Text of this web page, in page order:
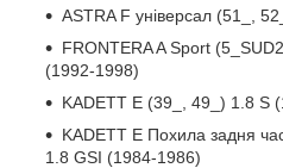
ASTRA F універсал (51_,
FRONTERA A Sport
(1992-1998)
KADETT E (39_, 49_) 1.8 S
KADETT E Похила задня
1.8 GSI (1984-1986)